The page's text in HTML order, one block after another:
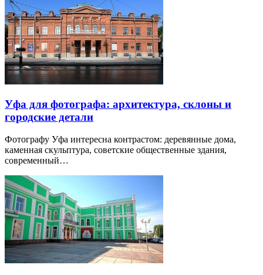
Уфа для фотографа: архитектура, склоны и
городские детали
Фотографу Уфа интересна контрастом: деревянные дома,
каменная скульптура, советские общественные здания,
современный…